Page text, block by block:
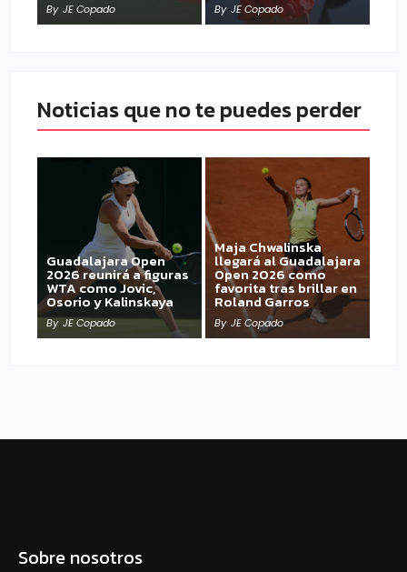
By JE Copado By JE Copado
Noticias que no te puedes perder
Guadalajara Open
2026 reunirá a figuras
WTA como Jovic,
Osorio y Kalinskaya
By JE Copado
Maja Chwalinska
llegará al Guadalajara
Open 2026 como
favorita tras brillar en
Roland Garros
By JE Copado
Sobre nosotros